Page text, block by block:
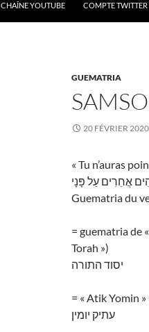
CHAÎNE YOUTUBE COMPTE TWITTER
GUEMATRIA
20 FÉVRIER 2020
« Tu n’auras
אֲחֵרִים עַל פָּנָי
Guematria du
= guematria de
Torah »)
יסוד התורה
= « Atik Yomin »
עתיק יומין